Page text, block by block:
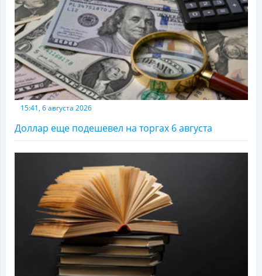
15:41, 6 августа 2026
Доллар еще подешевел на торгах 6 августа